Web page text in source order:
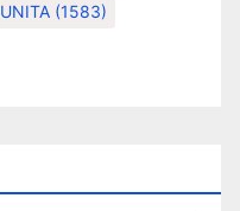
UNITA (1583)